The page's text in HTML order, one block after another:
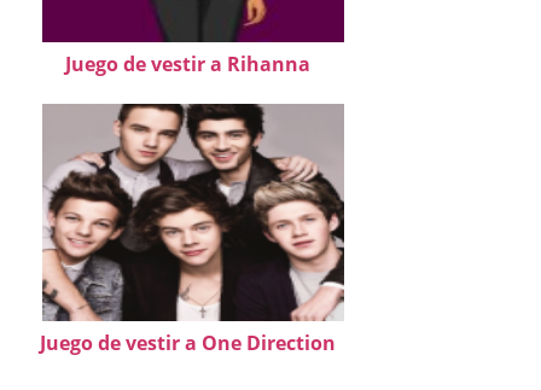
Juego de vestir a Rihanna
Juego de vestir a One Direction